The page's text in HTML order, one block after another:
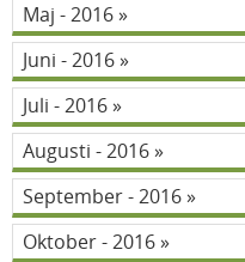
Maj - 2016
Juni - 2016
Juli - 2016
Augusti - 2016
September - 2016
Oktober - 2016